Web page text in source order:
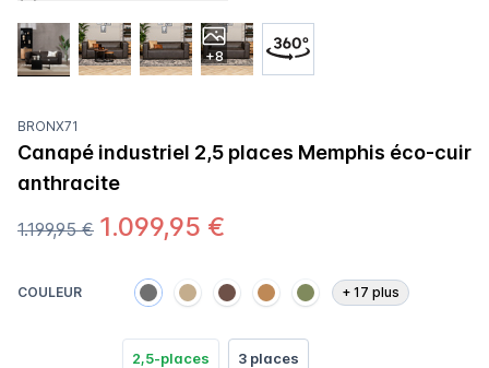
+8
BRONX71
Canapé industriel 2,5 places Memphis éco-cuir
anthracite
1.199,95 € 1.099,95 €
COULEUR + 17 plus
2,5-places 3 places